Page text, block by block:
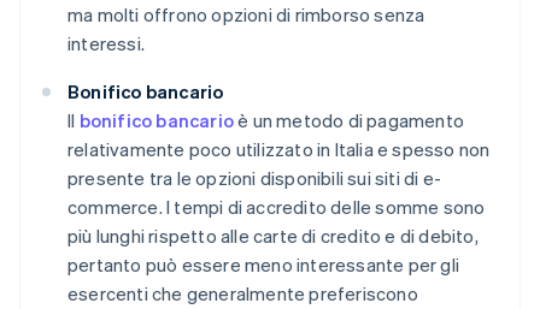
ma molti offrono opzioni di rimborso senza
interessi.
Bonifico bancario
Il bonifico bancarioè un metodo di pagamento
relativamente poco utilizzato in Italia e spesso non
presente tra le opzioni disponibili sui siti di e-
commerce. I tempi di accredito delle somme sono
più lunghi rispetto alle carte di credito e di debito,
pertanto può essere meno interessante per gli
esercenti che generalmente preferiscono